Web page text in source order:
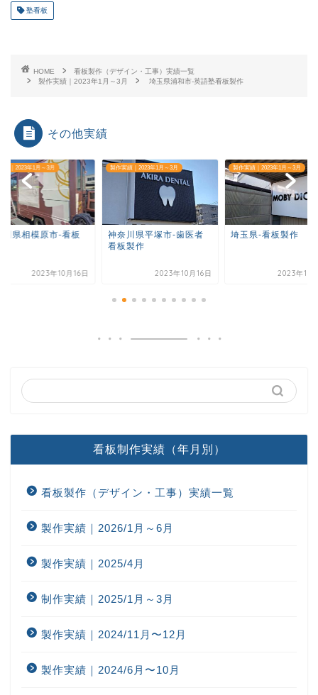
塾看板
HOME
看板製作（デザイン・工事）実績一覧
製作実績｜2023年1月～3月
埼玉県浦和市-英語塾看板製作
その他実績
績｜2023年1月～3月
川県相模原市-看板
2023年10月16日
製作実績｜2023年1月～3月
神奈川県平塚市-歯医者
看板製作
2023年10月16日
製作実績｜2023年1月～3月
埼玉県-看板製作
2023年10
看板制作実績（年月別）
看板製作（デザイン・工事）実績一覧
製作実績｜2026/1月～6月
製作実績｜2025/4月
制作実績｜2025/1月～3月
製作実績｜2024/11月〜12月
製作実績｜2024/6月〜10月